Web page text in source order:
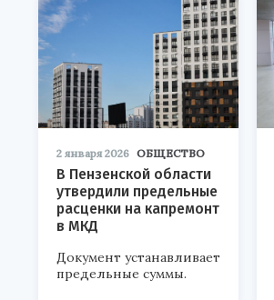
2 января 2026 ОБЩЕСТВО
В Пензенской области
утвердили предельные
расценки на капремонт
в МКД
Документ устанавливает
предельные суммы.